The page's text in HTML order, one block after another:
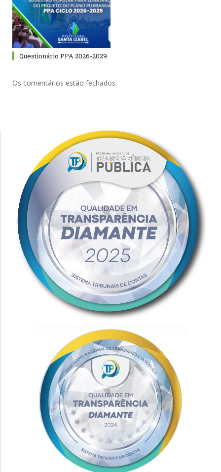
Questionário PPA 2026-2029
Os comentários estão fechados.